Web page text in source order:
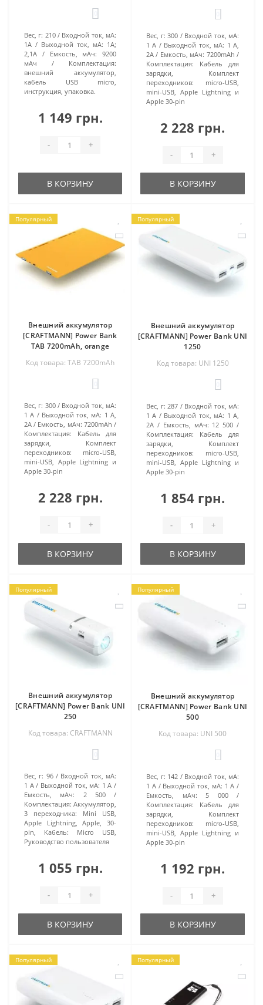
день, и уже на следующий сможете убедиться в
удобстве и производительности приобретенного
устройства.
Вес, г: 210
Входной ток, мА:
1A
Выходной ток, мА: 1A;
2,1А
Емкость, мАч:
9200
мАч
Комплектация:
внешний аккумулятор,
кабель USB micro,
инструкция, упаковка.
1 149 грн.
- +
В КОРЗИНУ
Вес, г: 300
Входной ток, мА:
1 А
Выходной ток, мА: 1 А,
2А
Емкость, мАч: 7200mAh
Комплектация:
Кабель для
зарядки, Комплект
переходников: micro-USB,
mini-USB, Apple Lightning и
Apple 30-pin
2 228 грн.
- +
В КОРЗИНУ
Популярный
Внешний аккумулятор
[CRAFTMANN] Power Bank
TAB 7200mAh, orange
Код товара: TAB 7200mAh
Вес, г: 300
Входной ток, мА:
1 А
Выходной ток, мА: 1 А,
2А
Емкость, мАч: 7200mAh
Комплектация:
Кабель для
зарядки, Комплект
переходников: micro-USB,
mini-USB, Apple Lightning и
Apple 30-pin
2 228 грн.
- +
В КОРЗИНУ
Популярный
Внешний аккумулятор
[CRAFTMANN] Power Bank UNI
1250
Код товара: UNI 1250
Вес, г: 287
Входной ток, мА:
1 А
Выходной ток, мА: 1 А,
2А
Емкость, мАч: 12 500
Комплектация:
Кабель для
зарядки, Комплект
переходников: micro-USB,
mini-USB, Apple Lightning и
Apple 30-pin
1 854 грн.
- +
В КОРЗИНУ
Популярный
Внешний аккумулятор
[CRAFTMANN] Power Bank UNI
250
Код товара: CRAFTMANN
Вес, г: 96
Входной ток, мА:
1 А
Выходной ток, мА: 1 А
Емкость, мАч:
2 500
Комплектация: Аккумулятор,
3 переходника: Mini USB,
Apple Lightning, Apple, 30-
pin, Кабель: Micro USB,
Руководство пользователя
1 055 грн.
- +
В КОРЗИНУ
Популярный
Внешний аккумулятор
[CRAFTMANN] Power Bank UNI
500
Код товара: UNI 500
Вес, г: 142
Входной ток, мА:
1 А
Выходной ток, мА: 1 А
Емкость, мАч:
5 000
Комплектация:
Кабель для
зарядки, Комплект
переходников: micro-USB,
mini-USB, Apple Lightning и
Apple 30-pin
1 192 грн.
- +
В КОРЗИНУ
Популярный Популярный